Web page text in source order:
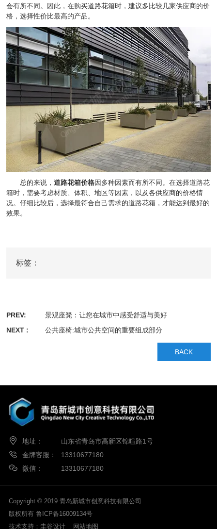
会有所不同。因此，在购买道路花箱时，建议多比较几家供应商的价
格，选择性价比最高的产品。
总的来说，道路花箱价格因多种因素而有所不同。在选择道路花
箱时，需要考虑材质、体积、地区等因素，以及各供应商的价格情
况。仔细比较后，选择最符合自己需求的道路花箱，才能达到最好的
效果。
标签：
PREV:
景观座凳：让您在城市中感受舒适与美好
NEXT :
公共座椅:城市公共空间的重要组成部分
BACK
地址：
山东省青岛市高新区锦暄路1号
金牌客服：
13310677180
微信：
13310677180
Copyright © 2019 青岛新城市创意科技有限公司
版权所有 鲁ICP备16009134号
技术支持： 圭谷设计 网站地图